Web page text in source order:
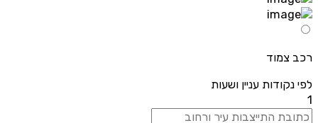
רכב צמוד
לפי נקודות עניין ושעות
1